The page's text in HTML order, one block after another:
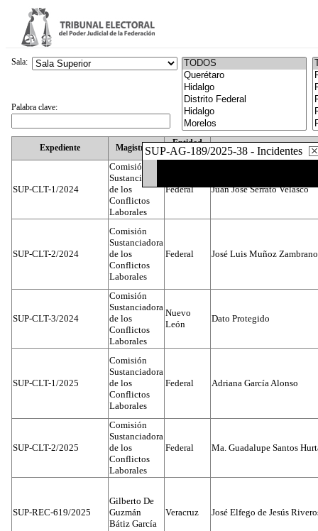
SUP-AG-189/2025-38 - Incidentes
Expediente Magistrado
Entidad
Federativa
SUP-CLT-1/2024
Comisión
Sustanciadora
de los
Conflictos
Laborales
Federal Juan José Serrato Velasco
SUP-CLT-2/2024
Comisión
Sustanciadora
de los
Conflictos
Laborales
Federal José Luis Muñoz Zambrano
SUP-CLT-3/2024
Comisión
Sustanciadora
de los
Conflictos
Laborales
Nuevo
León
Dato Protegido
SUP-CLT-1/2025
Comisión
Sustanciadora
de los
Conflictos
Laborales
Federal Adriana García Alonso
SUP-CLT-2/2025
Comisión
Sustanciadora
de los
Conflictos
Laborales
Federal Ma. Guadalupe Santos
SUP-REC-619/2025
Gilberto De
Guzmán
Bátiz García
Veracruz José Elfego de Jesús
Sala:
Palabra clave: